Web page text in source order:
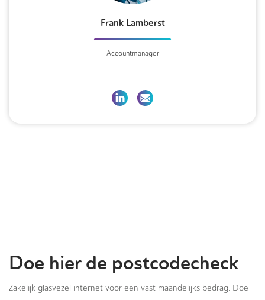
Frank Lamberst
Accountmanager
Doe hier de postcodecheck
Zakelijk glasvezel internet voor een vast maandelijks bedrag. Doe